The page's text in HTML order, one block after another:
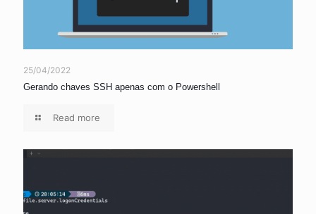
25/04/2022
Gerando chaves SSH apenas com o Powershell
Read more